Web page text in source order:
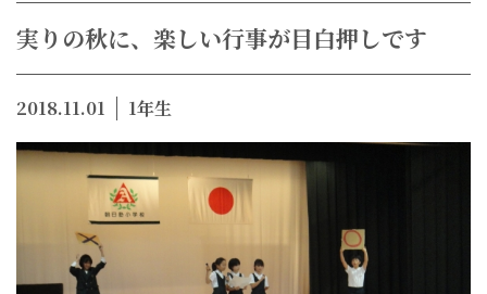
実りの秋に、楽しい行事が目白押しです
2018.11.01 1年生